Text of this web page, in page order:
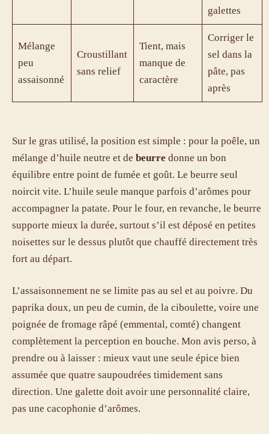
galettes
Mélange
peu
assaisonné
Croustillant
sans relief
Tient, mais
manque de
caractère
Corriger le
sel dans la
pâte, pas
après
Sur le gras utilisé, la position est simple : pour la poêle, un
mélange d’huile neutre et de beurre donne un bon
équilibre entre point de fumée et goût. Le beurre seul
noircit vite. L’huile seule manque parfois d’arômes pour
accompagner la patate. Pour le four, en revanche, le beurre
supporte mieux la durée, surtout s’il est déposé en petites
noisettes sur le dessus plutôt que chauffé directement très
fort au départ.
L’assaisonnement ne se limite pas au sel et au poivre. Du
paprika doux, un peu de cumin, de la ciboulette, voire une
poignée de fromage râpé (emmental, comté) changent
complètement la perception en bouche. Mon avis perso, à
prendre ou à laisser : mieux vaut une seule épice bien
assumée que quatre saupoudrées timidement sans
direction. Une galette doit avoir une personnalité claire,
pas une cacophonie d’arômes.